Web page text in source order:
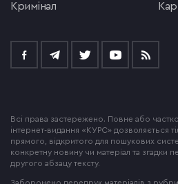
кримінал
Всі права застережено. Повне або
інтернет-видання «КУРС» дозволяється
прямого, відкритого для пошукових
конкретну новину чи матеріал та
другого абзацу тексту.